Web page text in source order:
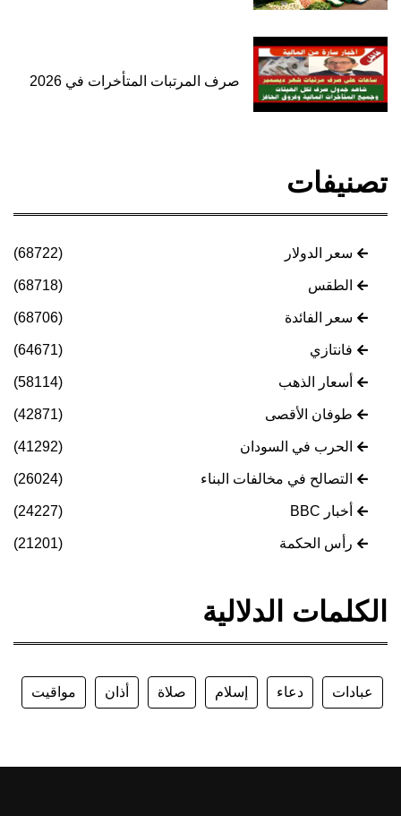
صرف المرتبات المتأخرات في 2026
تصنيفات
سعر الدولار (68722)
الطقس (68718)
سعر الفائدة (68706)
فانتازي (64671)
أسعار الذهب (58114)
طوفان الأقصى (42871)
الحرب في السودان (41292)
التصالح في مخالفات البناء (26024)
أخبار BBC (24227)
رأس الحكمة (21201)
الكلمات الدلالية
عبادات دعاء إسلام صلاة أذان مواقيت